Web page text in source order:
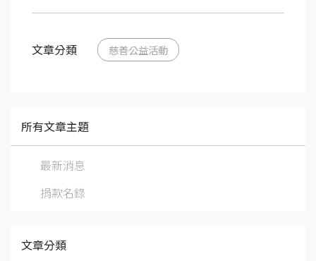
文章分類 慈善公益活動
所有文章主題
最新消息
捐款名錄
文章分類